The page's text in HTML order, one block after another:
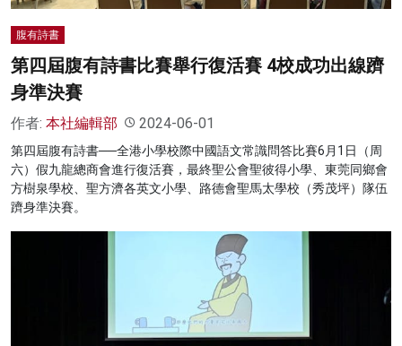
腹有詩書
第四屆腹有詩書比賽舉行復活賽 4校成功出線躋
身準決賽
作者: 本社編輯部 2024-06-01
第四屆腹有詩書──全港小學校際中國語文常識問答比賽6月1日（周
六）假九龍總商會進行復活賽，最終聖公會聖彼得小學、東莞同鄉會
方樹泉學校、聖方濟各英文小學、路德會聖馬太學校（秀茂坪）隊伍
躋身準決賽。